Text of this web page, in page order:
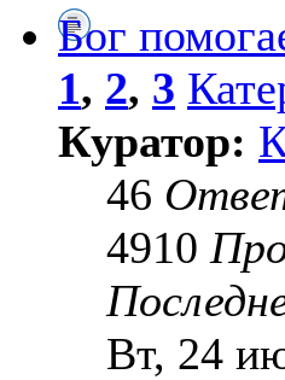
Бог
1, 2, 3
Куратор:
46
4910
Вт, 24